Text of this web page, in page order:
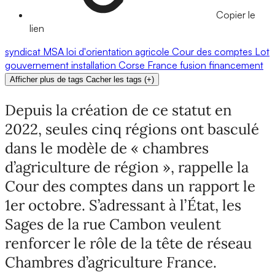
Copier le
lien
syndicat MSA loi d'orientation agricole Cour des comptes Lot
gouvernement installation Corse France fusion financement
Afficher plus de tags Cacher les tags (+)
Depuis la création de ce statut en
2022, seules cinq régions ont basculé
dans le modèle de « chambres
d’agriculture de région », rappelle la
Cour des comptes dans un rapport le
1er octobre. S’adressant à l’État, les
Sages de la rue Cambon veulent
renforcer le rôle de la tête de réseau
Chambres d’agriculture France.